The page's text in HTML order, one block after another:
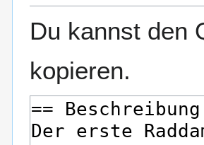
Du kannst den
kopieren.